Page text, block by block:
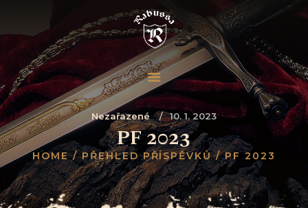
Nezařazené 10. 1. 2023
PF 2023
HOME PŘEHLED PŘÍSPĚVKŮ PF 2023